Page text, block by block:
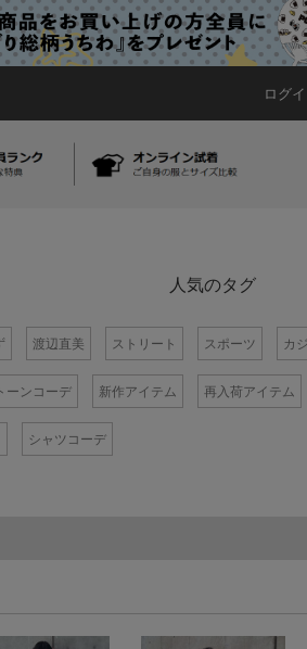
ログ
人気のタグ
渡辺直美 ストリート スポーツ カ
ーンコーデ 新作アイテム 再入荷アイテム
シャツコーデ